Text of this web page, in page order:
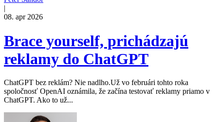
|
08. apr 2026
Brace yourself, prichádzajú
reklamy do ChatGPT
ChatGPT bez reklám? Nie nadlho.Už vo februári tohto roka
spoločnosť OpenAI oznámila, že začína testovať reklamy priamo v
ChatGPT. Ako to už...